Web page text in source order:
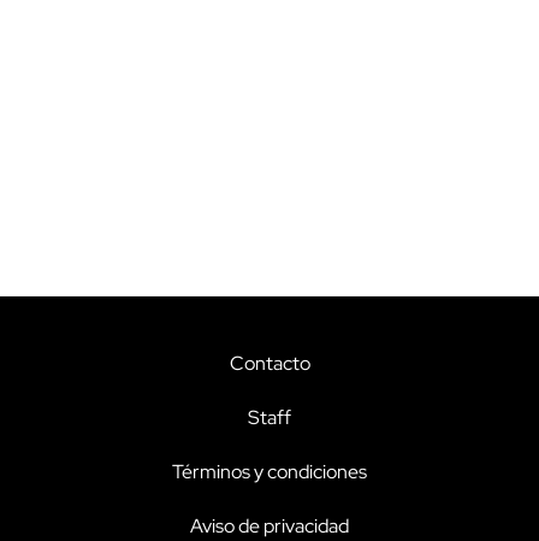
Contacto
Staff
Términos y condiciones
Aviso de privacidad